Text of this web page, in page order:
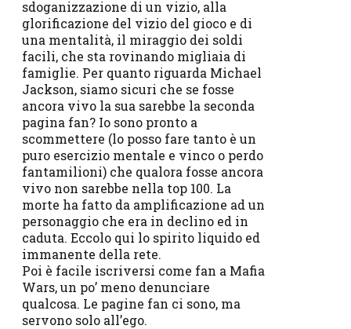
sdoganizzazione di un vizio, alla
glorificazione del vizio del gioco e di
una mentalità, il miraggio dei soldi
facili, che sta rovinando migliaia di
famiglie. Per quanto riguarda Michael
Jackson, siamo sicuri che se fosse
ancora vivo la sua sarebbe la seconda
pagina fan? Io sono pronto a
scommettere (lo posso fare tanto è un
puro esercizio mentale e vinco o perdo
fantamilioni) che qualora fosse ancora
vivo non sarebbe nella top 100. La
morte ha fatto da amplificazione ad un
personaggio che era in declino ed in
caduta. Eccolo qui lo spirito liquido ed
immanente della rete.
Poi è facile iscriversi come fan a Mafia
Wars, un po’ meno denunciare
qualcosa. Le pagine fan ci sono, ma
servono solo all’ego.